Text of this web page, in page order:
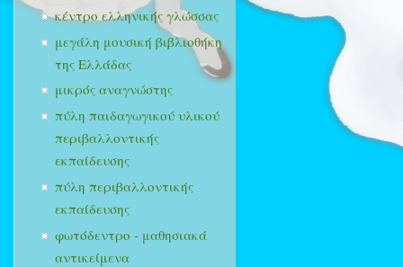
κέντρο ελληνικής γλώσσας
μεγάλη μουσική βιβλιοθήκη
της Ελλάδας
μικρός αναγνώστης
πύλη παιδαγωγικού υλικού
περιβαλλοντικής
εκπαίδευσης
πύλη περιβαλλοντικής
εκπαίδευσης
φωτόδεντρο - μαθησιακά
αντικείμενα